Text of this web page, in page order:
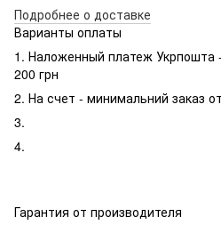
Подробнее о доставке
Варианты оплаты
1. Наложенный платеж Укрпошта
200 грн
2. На счет - минимальний заказ
3.
4.
Гарантия от производителя